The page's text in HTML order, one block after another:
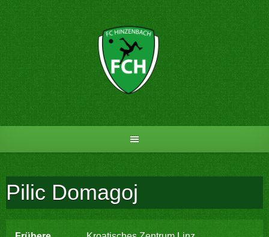
to
Pilic Domagoj